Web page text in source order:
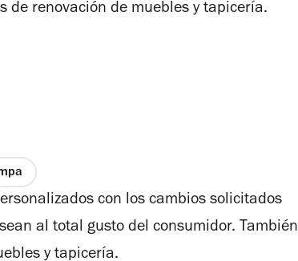
de renovación de muebles y tapicería.
con los cambios solicitados
al total gusto del consumidor. También
y tapicería.